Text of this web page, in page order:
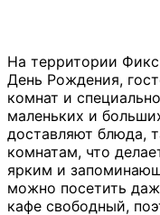
На территории
День Рождения,
комнат и
маленьких и
доставляют блюда,
комнатам, что
ярким и
можно посетить
кафе свободный,